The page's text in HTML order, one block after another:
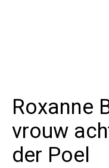
Roxanne
vrouw
der Poel